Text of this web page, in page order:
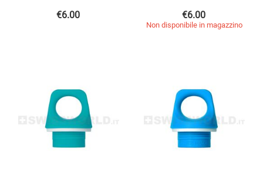
€6.00 €6.00
Non disponibile in magazzino